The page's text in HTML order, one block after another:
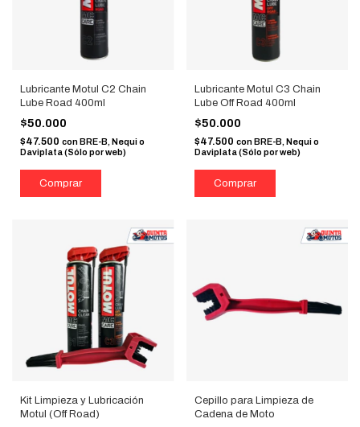
Lubricante Motul C2 Chain
Lube Road 400ml
$50.000
$47.500 conBRE-B, Nequi o
Daviplata (Sólo por web)
Lubricante Motul C3 Chain
Lube Off Road 400ml
$50.000
$47.500 con BRE-B, Nequi o
Daviplata (Sólo por web)
Kit Limpieza y Lubricación
Motul (Off Road)
Cepillo para Limpieza de
Cadena de Moto